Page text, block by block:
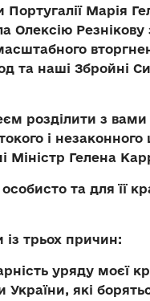
Португалії Марія
Олексію
та наші Збройні
розділити з
і
Міністр Гелена
та для її
трьох причин:
уряду моєї
які